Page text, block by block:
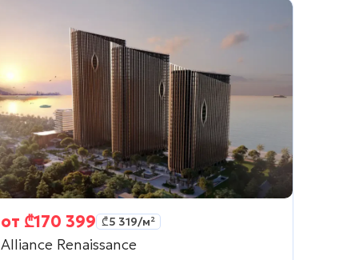
от ₾170 399 ₾5 319/м²
Alliance Renaissance